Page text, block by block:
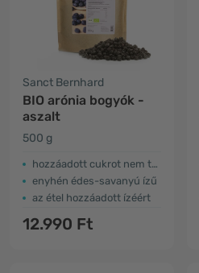
Sanct Bernhard
BIO arónia bogyók -
aszalt
500 g
hozzáadott cukrot nem tartalmaz
enyhén édes-savanyú ízű
az étel hozzáadott ízéért
12.990 Ft